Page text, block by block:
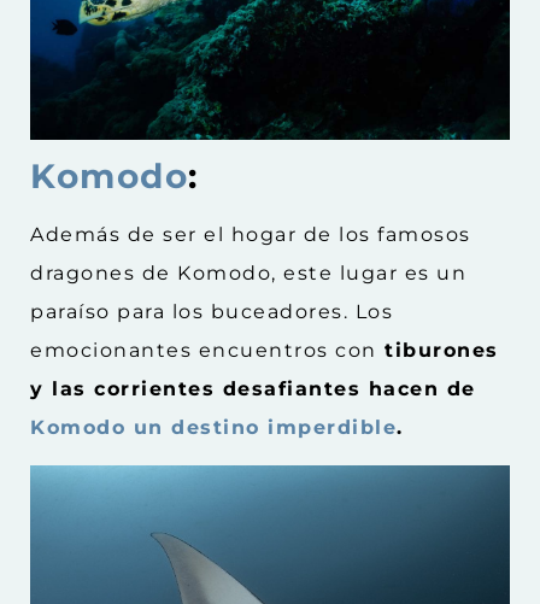
Komodo:
Además de ser el hogar de los famosos
dragones de Komodo, este lugar es un
paraíso para los buceadores. Los
emocionantes encuentros con tiburones
y las corrientes desafiantes hacen de
Komodo un destino imperdible.